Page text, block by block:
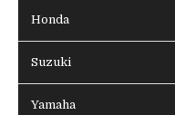
Honda
Suzuki
Yamaha